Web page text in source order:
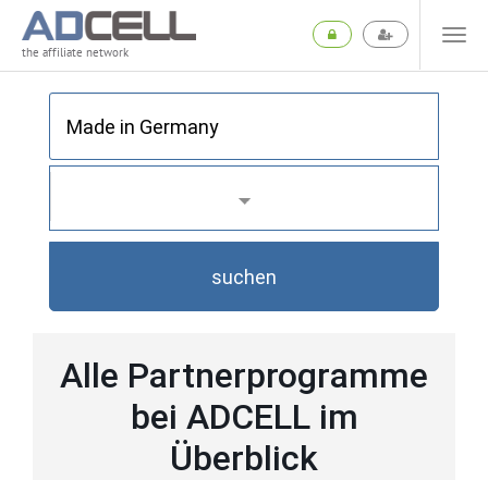
the affiliate network
suchen
Alle Partnerprogramme
bei ADCELL im
Überblick